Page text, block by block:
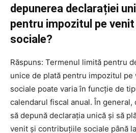
depunerea declarației
pentru impozitul pe
sociale?
Răspuns: Termenul limită pentru
unice de plată pentru impozitul
sociale poate varia în funcție de
calendarul fiscal anual. În
să depună declarația unică și să
venit și contribuțiile sociale până